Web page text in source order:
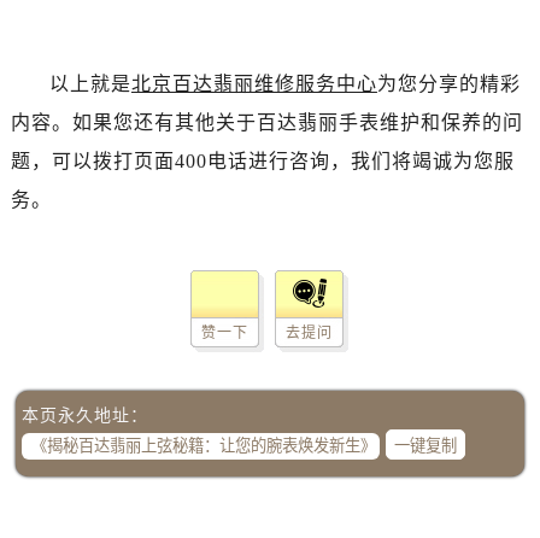
以上就是北京百达翡丽维修服务中心为您分享的精彩
内容。如果您还有其他关于百达翡丽手表维护和保养的问
题，可以拨打页面400电话进行咨询，我们将竭诚为您服
务。
赞一下 去提问
本页永久地址：
一键复制